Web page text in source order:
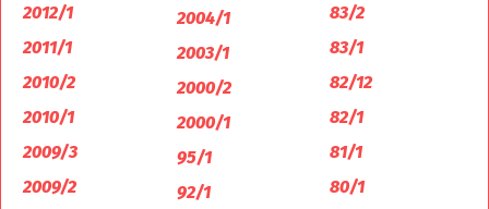
2012/1
2011/1
2010/2
2010/1
2009/3
2009/2
2004/1
2003/1
2000/2
2000/1
95/1
92/1
83/2
83/1
82/12
82/1
81/1
80/1